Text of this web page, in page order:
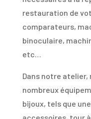
restauration de
comparateurs,
binoculaire,
etc…
Dans notre atelier,
nombreux
bijoux, tels que